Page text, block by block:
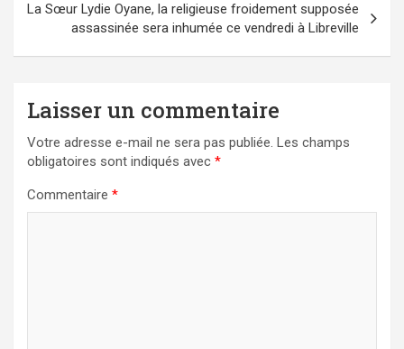
La Sœur Lydie Oyane, la religieuse froidement supposée
assassinée sera inhumée ce vendredi à Libreville
Laisser un commentaire
Votre adresse e-mail ne sera pas publiée. Les champs
obligatoires sont indiqués avec *
Commentaire *